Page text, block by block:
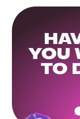
YOU
TO